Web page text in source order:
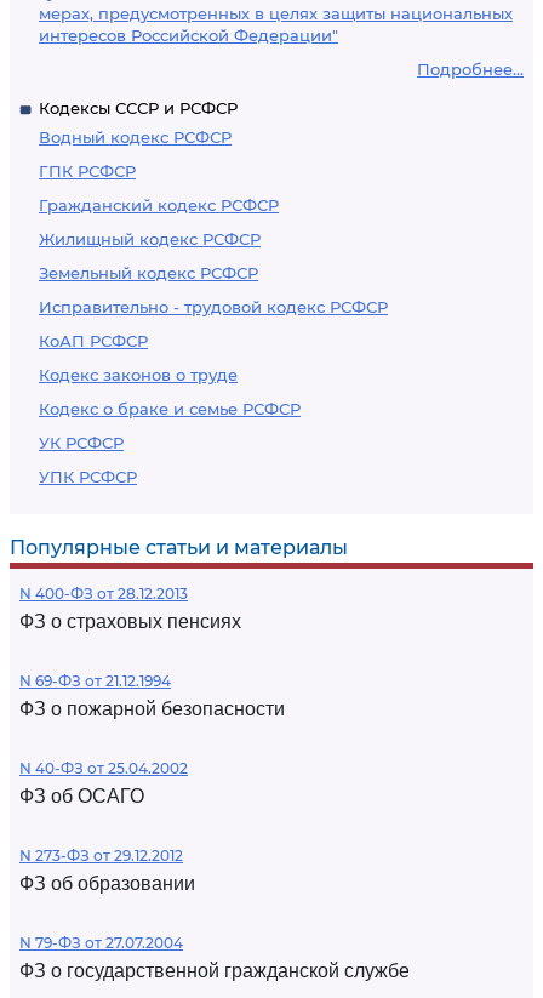
мерах, предусмотренных в целях защиты национальных
интересов Российской Федерации"
Подробнее...
Кодексы СССР и РСФСР
Водный кодекс РСФСР
ГПК РСФСР
Гражданский кодекс РСФСР
Жилищный кодекс РСФСР
Земельный кодекс РСФСР
Исправительно - трудовой кодекс РСФСР
КоАП РСФСР
Кодекс законов о труде
Кодекс о браке и семье РСФСР
УК РСФСР
УПК РСФСР
Популярные статьи и материалы
N 400-ФЗ от 28.12.2013
ФЗ о страховых пенсиях
N 69-ФЗ от 21.12.1994
ФЗ о пожарной безопасности
N 40-ФЗ от 25.04.2002
ФЗ об ОСАГО
N 273-ФЗ от 29.12.2012
ФЗ об образовании
N 79-ФЗ от 27.07.2004
ФЗ о государственной гражданской службе